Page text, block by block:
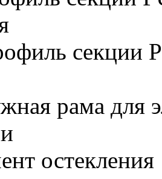
секции
рама для
остекления